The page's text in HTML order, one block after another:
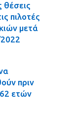
θέσεις
πιλοτές
μετά
πριν
62 ετών